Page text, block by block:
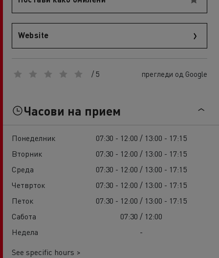
Website
/ 5 прегледи од Google
Часови на прием
Понеделник
07:30 - 12:00 / 13:00 - 17:15
Вторник
07:30 - 12:00 / 13:00 - 17:15
Среда
07:30 - 12:00 / 13:00 - 17:15
Четврток
07:30 - 12:00 / 13:00 - 17:15
Петок
07:30 - 12:00 / 13:00 - 17:15
Сабота
07:30 / 12:00
Недела
-
See specific hours >